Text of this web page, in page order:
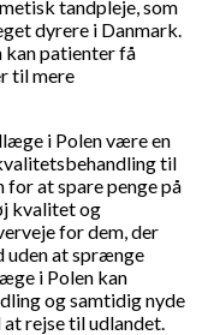
tandpleje, som
dyrere i Danmark.
kan patienter få
til mere
i Polen være en
til
at spare penge på
kvalitet og
for dem, der
uden at sprænge
i Polen kan
og samtidig nyde
rejse til udlandet.